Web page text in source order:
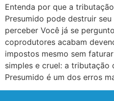
Entenda por que a
Presumido pode destruir
perceber Você já se
coprodutores acabam
impostos mesmo sem
simples e cruel: a
Presumido é um dos erros